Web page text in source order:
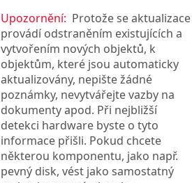
Upozornění: Protože se aktualizace
provádí odstraněním existujících a
vytvořením nových objektů, k
objektům, které jsou automaticky
aktualizovány, nepište žádné
poznámky, nevytvářejte vazby na
dokumenty apod. Při nejbližší
detekci hardware byste o tyto
informace přišli. Pokud chcete
některou komponentu, jako např.
pevný disk, vést jako samostatný